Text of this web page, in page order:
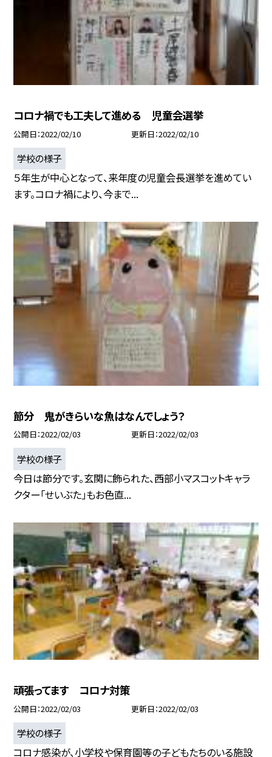
コロナ禍でも工夫して進める 児童会選挙
公開日 2022/02/10 更新日 2022/02/10
学校の様子
５年生が中心となって、来年度の児童会長選挙を進めてい
ます。コロナ禍により、今まで...
節分 鬼がきらいな魚はなんでしょう？
公開日 2022/02/03 更新日 2022/02/03
学校の様子
今日は節分です。玄関に飾られた、西部小マスコットキャラ
クター「せいぶた」もお色直...
頑張ってます コロナ対策
公開日 2022/02/03 更新日 2022/02/03
学校の様子
コロナ感染が、小学校や保育園等の子どもたちのいる施設